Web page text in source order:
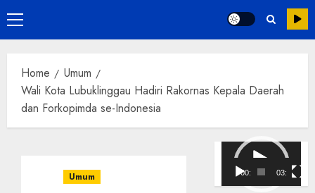
Primary
Menu
Home
Umum
Wali Kota Lubuklinggau Hadiri Rakornas Kepala Daerah
dan Forkopimda se-Indonesia
Umum
Pemutar
Video
00:00 03:08